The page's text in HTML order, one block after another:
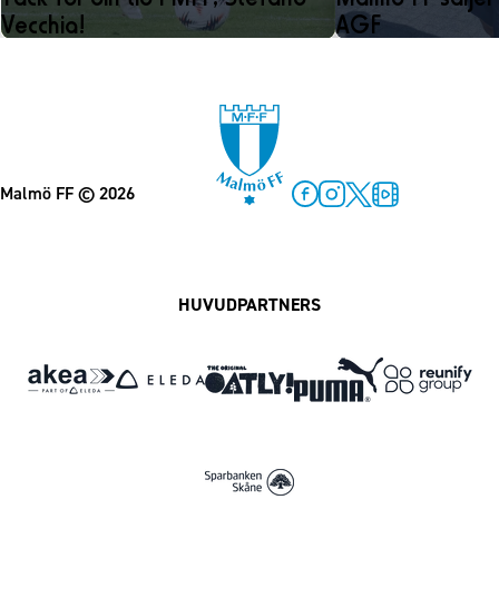
Vecchia!
AGF
Malmö FF© 2026
HUVUDPARTNERS